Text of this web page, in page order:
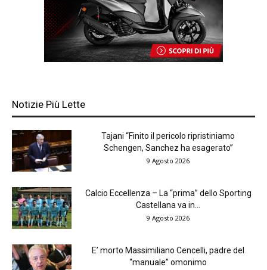
Notizie Più Lette
Tajani “Finito il pericolo ripristiniamo
Schengen, Sanchez ha esagerato”
9 Agosto 2026
Calcio Eccellenza – La “prima” dello Sporting
Castellana va in...
9 Agosto 2026
E’ morto Massimiliano Cencelli, padre del
“manuale” omonimo